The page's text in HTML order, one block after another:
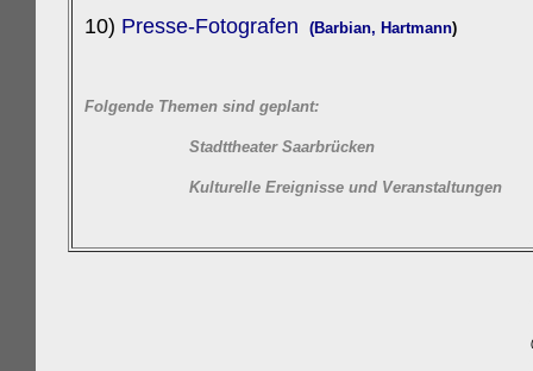
10) Presse-Fotografen (Barbian, Hartmann)
Folgende Themen sind geplant:
Stadttheater Saarbrücken
Kulturelle Ereignisse und Veranstaltungen